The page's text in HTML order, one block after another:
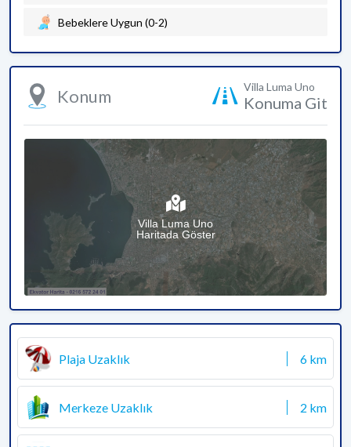
Bebeklere Uygun (0-2)
Konum Villa Luma Uno
Konuma Git
Villa Luma Uno
Haritada Göster
Plaja Uzaklık 6 km
Merkeze Uzaklık 2 km